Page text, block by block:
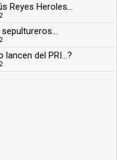
Reyes Heroles...
del PRI...?